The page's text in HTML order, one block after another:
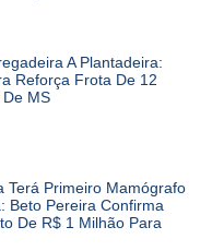
A Plantadeira:
Reforça Frota De 12
MS
Terá Primeiro Mamógrafo
Beto Pereira Confirma
De R$ 1 Milhão Para